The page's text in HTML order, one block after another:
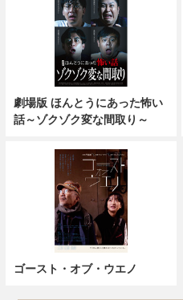
劇場版 ほんとうにあった怖い
話～ゾクゾク変な間取り～
ゴースト・オブ・ウエノ